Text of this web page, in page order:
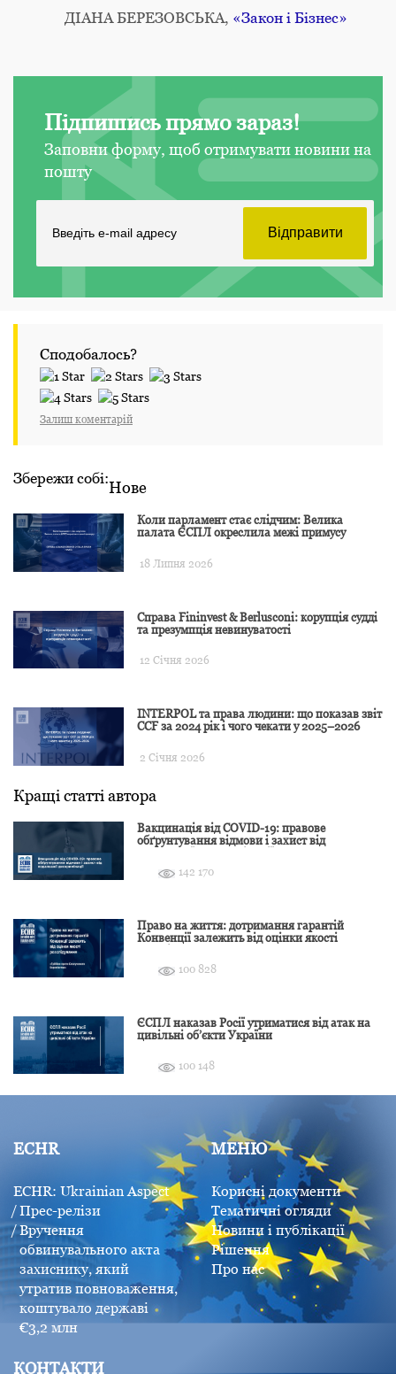
ДІАНА БЕРЕЗОВСЬКА, «Закон і Бізнес»
Підпишись прямо зараз!
Заповни форму, щоб отримувати новини на
пошту
Сподобалось?
Залиш коментарій
Збережи собі:Нове
Коли парламент стає слідчим: Велика
палата ЄСПЛ окреслила межі примусу
18 Липня 2026
Справа Fininvest & Berlusconi: корупція судді
та презумпція невинуватості
12 Січня 2026
INTERPOL та права людини: що показав звіт
CCF за 2024 рік і чого чекати у 2025–2026
2 Січня 2026
Кращі статті автора
Вакцинація від COVID-19: правове
обґрунтування відмови і захист від
142 170
Право на життя: дотримання гарантій
Конвенції залежить від оцінки якості
100 828
ЄСПЛ наказав Росії утриматися від атак на
цивільні об’єкти України
100 148
ECHR
ECHR: Ukrainian Aspect
Прес-релізи
Вручення
обвинувального акта
захиснику, який
утратив повноваження,
коштувало державі
€3,2 млн
МЕНЮ
Корисні документи
Тематичні огляди
Новини і публікації
Рішення
Про нас
КОНТАКТИ